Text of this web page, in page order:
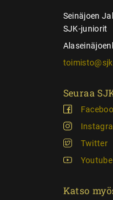
Seinäjoen
SJK-juniorit
Seuraa
Twitter
Youtube
Katso